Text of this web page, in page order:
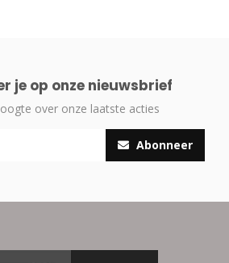
je op onze nieuwsbrief
over onze laatste acties
Abonneer